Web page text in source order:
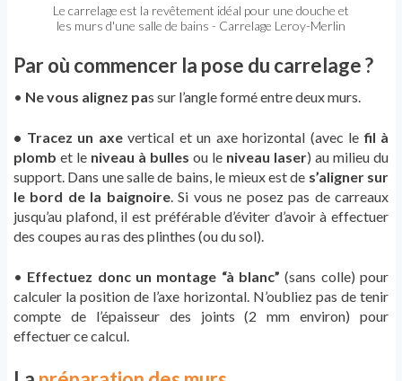
Le carrelage est la revêtement idéal pour une douche et
les murs d'une salle de bains - Carrelage Leroy-Merlin
Par où commencer la pose du carrelage ?
• Ne vous alignez pas sur l’angle formé entre deux murs.
• Tracez un axevertical et un axe horizontal (avec lefil à
plomb et le niveau à bulles ou le niveau laser) au milieu du
support. Dans une salle de bains, le mieux est de s’aligner sur
le bord de la baignoire. Si vous ne posez pas de carreaux
jusqu’au plafond, il est préférable d’éviter d’avoir à effectuer
des coupes au ras des plinthes (ou du sol).
• Effectuez donc un montage “à blanc” (sans colle) pour
calculer la position de l’axe horizontal. N’oubliez pas de tenir
compte de l’épaisseur des joints (2 mm environ) pour
effectuer ce calcul.